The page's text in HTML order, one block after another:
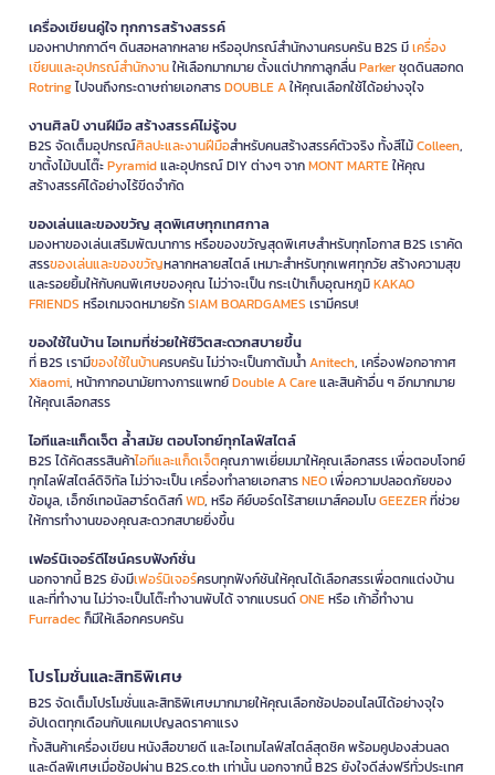
เครื่องเขียนคู่ใจ ทุกการสร้างสรรค์
มองหาปากกาดีๆ ดินสอหลากหลาย หรืออุปกรณ์สำนักงานครบครัน B2S มีเครื่อง
เขียนและอุปกรณ์สำนักงานให้เลือกมากมาย ตั้งแต่ปากกาลูกลื่นParkerชุดดินสอกด
Rotringไปจนถึงกระดาษถ่ายเอกสารDOUBLE Aให้คุณเลือกใช้ได้อย่างจุใจ
งานศิลป์ งานฝีมือ สร้างสรรค์ไม่รู้จบ
B2S จัดเต็มอุปกรณ์ศิลปะและงานฝีมือสำหรับคนสร้างสรรค์ตัวจริง ทั้งสีไม้Colleen,
ขาตั้งไม้บนโต๊ะPyramidและอุปกรณ์ DIY ต่างๆ จากMONT MARTEให้คุณ
สร้างสรรค์ได้อย่างไร้ขีดจำกัด
ของเล่นและของขวัญ สุดพิเศษทุกเทศกาล
มองหาของเล่นเสริมพัฒนาการ หรือของขวัญสุดพิเศษสำหรับทุกโอกาส B2S เราคัด
สรรของเล่นและของขวัญหลากหลายสไตล์ เหมาะสำหรับทุกเพศทุกวัย สร้างความสุข
และรอยยิ้มให้กับคนพิเศษของคุณ ไม่ว่าจะเป็น กระเป๋าเก็บอุณหภูมิKAKAO
FRIENDS หรือเกมจดหมายรักSIAM BOARDGAMES เรามีครบ!
ของใช้ในบ้าน ไอเทมที่ช่วยให้ชีวิตสะดวกสบายขึ้น
ที่ B2S เรามีของใช้ในบ้านครบครัน ไม่ว่าจะเป็นกาต้มน้ำAnitech, เครื่องฟอกอากาศ
Xiaomi, หน้ากากอนามัยทางการแพทย์Double A Careและสินค้าอื่น ๆ อีกมากมาย
ให้คุณเลือกสรร
ไอทีและแก็ดเจ็ต ล้ำสมัย ตอบโจทย์ทุกไลฟ์สไตล์
B2S ได้คัดสรรสินค้าไอทีและแก็ดเจ็ตคุณภาพเยี่ยมมาให้คุณเลือกสรร เพื่อตอบโจทย์
ทุกไลฟ์สไตล์ดิจิทัล ไม่ว่าจะเป็น เครื่องทำลายเอกสารNEOเพื่อความปลอดภัยของ
ข้อมูล, เอ็กซ์เทอนัลฮาร์ดดิสก์WD, หรือ คีย์บอร์ดไร้สายเมาส์คอมโบGEEZERที่ช่วย
ให้การทำงานของคุณสะดวกสบายยิ่งขึ้น
เฟอร์นิเจอร์ดีไซน์ครบฟังก์ชั่น
นอกจากนี้ B2S ยังมีเฟอร์นิเจอร์ครบทุกฟังก์ชันให้คุณได้เลือกสรรเพื่อตกแต่งบ้าน
และที่ทำงาน ไม่ว่าจะเป็นโต๊ะทำงานพับได้ จากแบรนด์ONEหรือ เก้าอี้ทำงาน
Furradecก็มีให้เลือกครบครัน
โปรโมชั่นและสิทธิพิเศษ
B2S จัดเต็มโปรโมชั่นและสิทธิพิเศษมากมายให้คุณเลือกช้อปออนไลน์ได้อย่างจุใจ
อัปเดตทุกเดือนกับแคมเปญลดราคาแรง
ทั้งสินค้าเครื่องเขียน หนังสือขายดี และไอเทมไลฟ์สไตล์สุดชิค พร้อมคูปองส่วนลด
และดีลพิเศษเมื่อช้อปผ่าน B2S.co.th เท่านั้น นอกจากนี้ B2S ยังใจดีส่งฟรีทั่วประเทศ